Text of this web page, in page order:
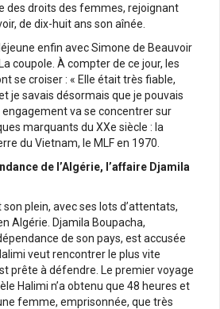
des droits des femmes, rejoignant
de dix-huit ans son aînée.
enfin avec Simone de Beauvoir
coupole. À compter de ce jour, les
se croiser : « Elle était très fiable,
je savais désormais que je pouvais
va se concentrer sur
marquants du XXe siècle : la
du Vietnam, le MLF en 1970.
de l’Algérie, l’affaire Djamila
son plein, avec ses lots d’attentats,
Algérie. Djamila Boupacha,
de son pays, est accusée
veut rencontrer le plus vite
prête à défendre. Le premier voyage
Halimi n’a obtenu que 48 heures et
femme, emprisonnée, que très